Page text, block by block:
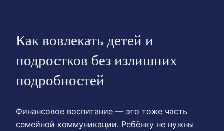
Как вовлекать детей и
подростков без излишних
подробностей
Финансовое воспитание — это тоже часть
семейной коммуникации. Ребёнку не нужны